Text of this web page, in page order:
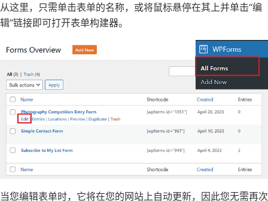
从这里，只需单击表单的名称，或将鼠标悬停在其上并单击“编
辑”链接即可打开表单构建器。
当您编辑表单时，它将在您的网站上自动更新，因此您无需再次